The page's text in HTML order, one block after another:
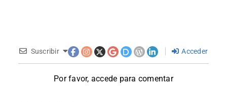
Suscribir Acceder
Por favor, accede para comentar